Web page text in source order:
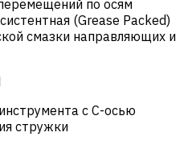
по осям
(Grease Packed)
смазки направляющих и
с С-осью
стружки